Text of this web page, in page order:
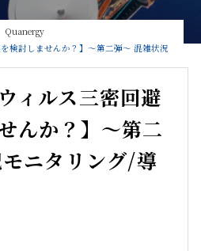
Quanergy
検討しませんか？】～第二弾～ 混雑状況
ィルス三密回避
んか？】～第二
ニタリング/導